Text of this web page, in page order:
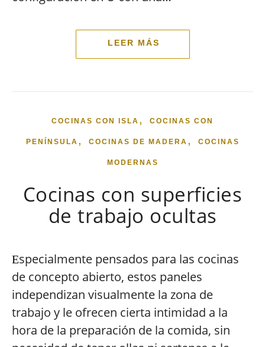
COCINAS CON ISLA , COCINAS CON
PENÍNSULA , COCINAS DE MADERA , COCINAS
MODERNAS
Cocinas con superficies
de trabajo ocultas
Especialmente pensados para las cocinas
de concepto abierto, estos paneles
independizan visualmente la zona de
trabajo y le ofrecen cierta intimidad a la
hora de la preparación de la comida, sin